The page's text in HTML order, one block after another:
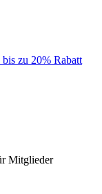
zu 20% Rabatt
Mitglieder